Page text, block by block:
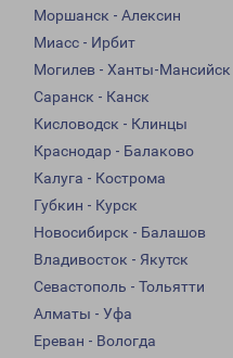
Моршанск - Алексин
Миасс - Ирбит
Могилев - Ханты-Мансийск
Саранск - Канск
Кисловодск - Клинцы
Краснодар - Балаково
Калуга - Кострома
Губкин - Курск
Новосибирск - Балашов
Владивосток - Якутск
Севастополь - Тольятти
Алматы - Уфа
Ереван - Вологда